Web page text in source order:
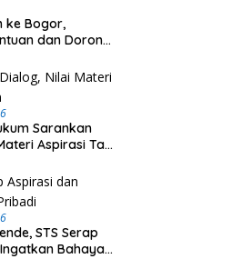
ke Bogor,
dan Dorong
Sarankan
Aspirasi Tak
STS Serap
Bahaya